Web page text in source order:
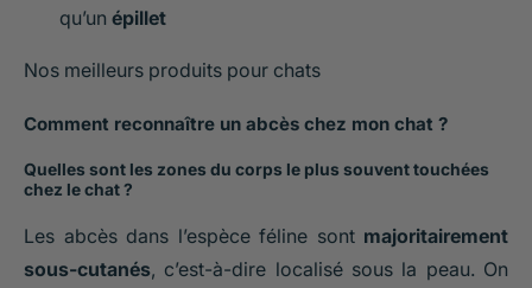
qu’un épillet
Nos meilleurs produits pour chats
Comment reconnaître un abcès chez mon chat ?
Quelles sont les zones du corps le plus souvent touchées
chez le chat ?
Les abcès dans l’espèce féline sont majoritairement
sous-cutanés, c’est-à-dire localisé sous la peau. On